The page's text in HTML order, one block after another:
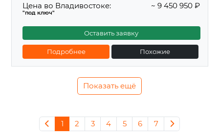
Цена во Владивостоке:
"под ключ"
~ 9 450 950 ₽
Оставить заявку
Подробнее Похожие
Показать ещё
1 2 3 4 5 6 7